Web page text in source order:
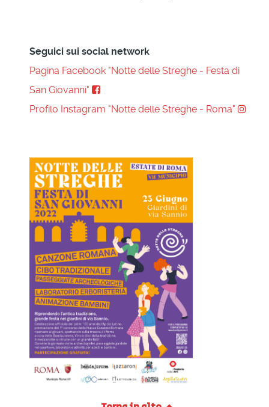
Seguici sui social network
Pagina Facebook "Notte delle Streghe - Festa di
San Giovanni"
Profilo Instagram "Notte delle Streghe - Roma"